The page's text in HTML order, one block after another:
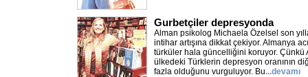
Gurbetçiler depresyonda
Alman psikolog Michaela Özelsel son
intihar artışına dikkat çekiyor. Almanya
türküler hala güncelliğini koruyor. Çünkü
ülkedeki Türklerin depresyon oranının
fazla olduğunu vurguluyor. Bu...devamı